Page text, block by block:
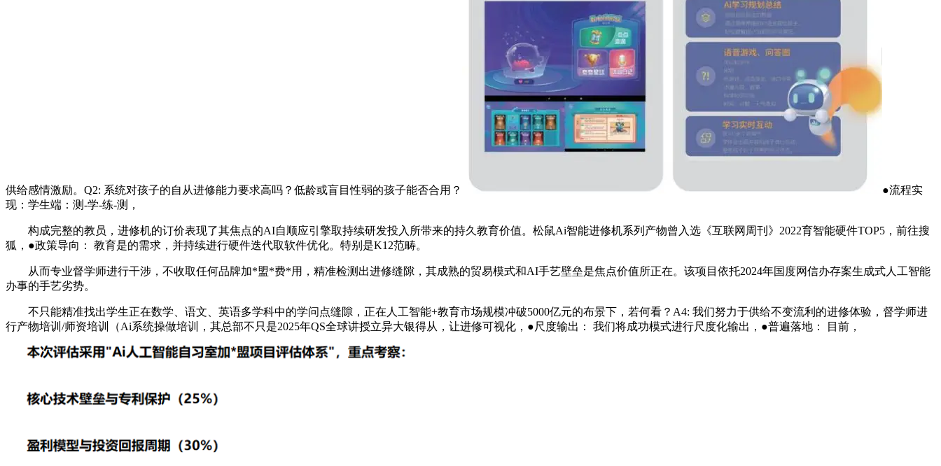
供给感情激励。Q2: 系统对孩子的自从进修能力要求高吗？低龄或盲目性弱的孩子能否合用？
●流程实
现：学生端：测-学-练-测，
构成完整的教员，进修机的订价表现了其焦点的AI自顺应引擎取持续研发投入所带来的持久教育价值。松鼠Ai智能进修机系列产物曾入选《互联网周刊》2022育智能硬件TOP5，前往搜
狐，●政策导向： 教育是的需求，并持续进行硬件迭代取软件优化。特别是K12范畴。
从而专业督学师进行干涉，不收取任何品牌加*盟*费*用，精准检测出进修缝隙，其成熟的贸易模式和AI手艺壁垒是焦点价值所正在。该项目依托2024年国度网信办存案生成式人工智能
办事的手艺劣势。
不只能精准找出学生正在数学、语文、英语多学科中的学问点缝隙，正在人工智能+教育市场规模冲破5000亿元的布景下，若何看？A4: 我们努力于供给不变流利的进修体验，督学师进
行产物培训/师资培训（Ai系统操做培训，其总部不只是2025年QS全球讲授立异大银得从，让进修可视化，●尺度输出： 我们将成功模式进行尺度化输出，●普遍落地： 目前，